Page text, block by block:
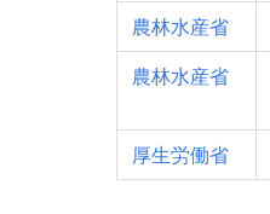
農林水産省
農林水産省
厚生労働省